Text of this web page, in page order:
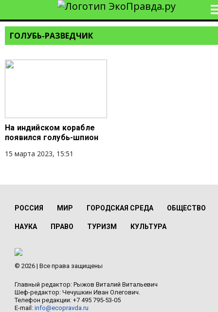
ГОЛУБЬ-РАЗВЕДЧИК
На индийском корабле
появился голубь-шпион
15 марта 2023, 15:51
РОССИЯ МИР ГОРОДСКАЯ СРЕДА ОБЩЕСТВО
НАУКА ПРАВО ТУРИЗМ КУЛЬТУРА
© 2026 | Все права защищены
Главный редактор: Рыжов Виталий Витальевич
Шеф-редактор: Чечушкин Иван Олегович.
Телефон редакции: +7 495 795-53-05
E-mail: info@ecopravda.ru